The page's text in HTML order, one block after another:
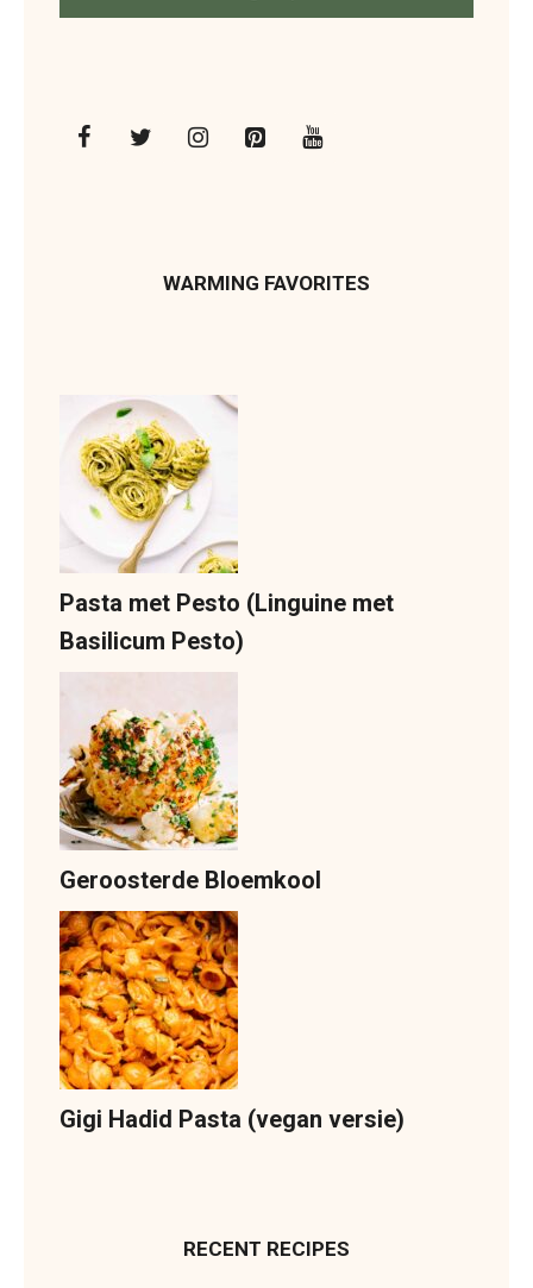
WARMING FAVORITES
Pasta met Pesto (Linguine met
Basilicum Pesto)
Geroosterde Bloemkool
Gigi Hadid Pasta (vegan versie)
RECENT RECIPES